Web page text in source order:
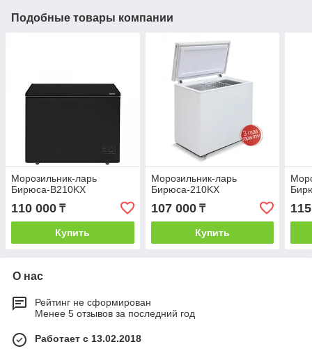
Подобные товары компании
Морозильник-ларь
Бирюса-B210KX
110 000 ₸
Купить
Морозильник-ларь
Бирюса-210KX
107 000₸
Купить
О нас
Рейтинг не сформирован
Менее 5 отзывов за последний год
Работает с 13.02.2018